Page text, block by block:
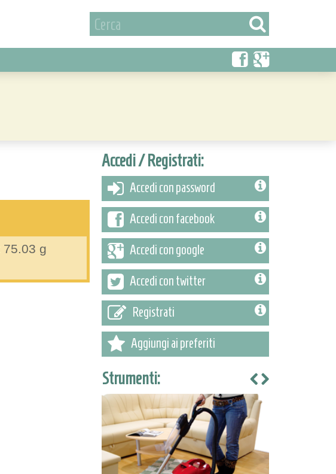
75.03 g
Accedi / Registrati:
Accedi con password
Accedi con facebook
Accedi con google
Accedi con twitter
Registrati
Aggiungi ai preferiti
Strumenti: